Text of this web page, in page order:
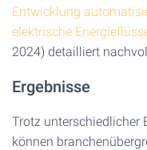
Entwicklung
elektrische
2024) detailliert
Ergebnisse
Trotz unterschiedlicher
können